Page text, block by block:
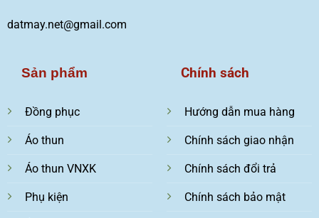
datmay.net@gmail.com
Sản phẩm
Đồng phục
Áo thun
Áo thun VNXK
Phụ kiện
Chính sách
Hướng dẫn mua hàng
Chính sách giao nhận
Chính sách đổi trả
Chính sách bảo mật